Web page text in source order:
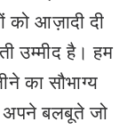
को आज़ादी दी
उम्मीद है। हम
का सौभाग्य
अपने बलबूते जो